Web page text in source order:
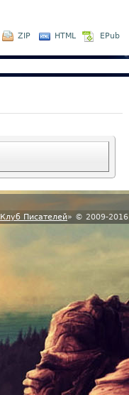
ZIP HTML EPub
Клуб Писателей» © 2009-2016